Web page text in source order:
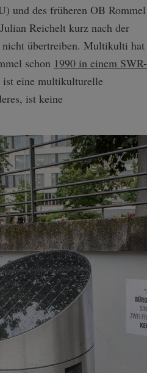
und des früheren OB Rommel
Reichelt kurz nach der
übertreiben. Multikulti hat
schon 1990 in einem SWR-
ist eine multikulturelle
ist keine